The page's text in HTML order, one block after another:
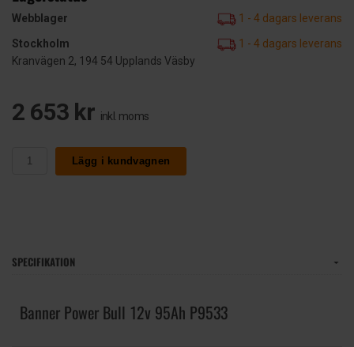
Webblager
1 - 4 dagars leverans
Stockholm
1 - 4 dagars leverans
Kranvägen 2, 194 54 Upplands Väsby
2 653 kr inkl. moms
Lägg i kundvagnen
SPECIFIKATION
Banner Power Bull 12v 95Ah P9533